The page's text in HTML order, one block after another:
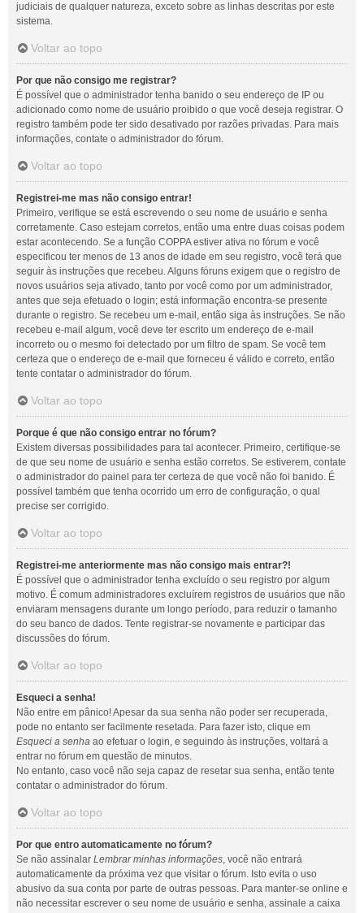
judiciais de qualquer natureza, exceto sobre as linhas descritas por este
sistema.
Voltar ao topo
Por que não consigo me registrar?
É possível que o administrador tenha banido o seu endereço de IP ou
adicionado como nome de usuário proibido o que você deseja registrar. O
registro também pode ter sido desativado por razões privadas. Para mais
informações, contate o administrador do fórum.
Voltar ao topo
Registrei-me mas não consigo entrar!
Primeiro, verifique se está escrevendo o seu nome de usuário e senha
corretamente. Caso estejam corretos, então uma entre duas coisas podem
estar acontecendo. Se a função COPPA estiver ativa no fórum e você
especificou ter menos de 13 anos de idade em seu registro, você terá que
seguir às instruções que recebeu. Alguns fóruns exigem que o registro de
novos usuários seja ativado, tanto por você como por um administrador,
antes que seja efetuado o login; está informação encontra-se presente
durante o registro. Se recebeu um e-mail, então siga às instruções. Se não
recebeu e-mail algum, você deve ter escrito um endereço de e-mail
incorreto ou o mesmo foi detectado por um filtro de spam. Se você tem
certeza que o endereço de e-mail que forneceu é válido e correto, então
tente contatar o administrador do fórum.
Voltar ao topo
Porque é que não consigo entrar no fórum?
Existem diversas possibilidades para tal acontecer. Primeiro, certifique-se
de que seu nome de usuário e senha estão corretos. Se estiverem, contate
o administrador do painel para ter certeza de que você não foi banido. É
possível também que tenha ocorrido um erro de configuração, o qual
precise ser corrigido.
Voltar ao topo
Registrei-me anteriormente mas não consigo mais entrar?!
É possível que o administrador tenha excluído o seu registro por algum
motivo. É comum administradores excluírem registros de usuários que não
enviaram mensagens durante um longo período, para reduzir o tamanho
do seu banco de dados. Tente registrar-se novamente e participar das
discussões do fórum.
Voltar ao topo
Esqueci a senha!
Não entre em pânico! Apesar da sua senha não poder ser recuperada,
pode no entanto ser facilmente resetada. Para fazer isto, clique em
Esqueci a senha ao efetuar o login, e seguindo às instruções, voltará a
entrar no fórum em questão de minutos.
No entanto, caso você não seja capaz de resetar sua senha, então tente
contatar o administrador do fórum.
Voltar ao topo
Por que entro automaticamente no fórum?
Se não assinalar Lembrar minhas informações, você não entrará
automaticamente da próxima vez que visitar o fórum. Isto evita o uso
abusivo da sua conta por parte de outras pessoas. Para manter-se online e
não necessitar escrever o seu nome de usuário e senha, assinale a caixa